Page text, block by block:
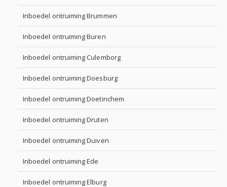
Inboedel ontruiming Brummen
Inboedel ontruiming Buren
Inboedel ontruiming Culemborg
Inboedel ontruiming Doesburg
Inboedel ontruiming Doetinchem
Inboedel ontruiming Druten
Inboedel ontruiming Duiven
Inboedel ontruiming Ede
Inboedel ontruiming Elburg